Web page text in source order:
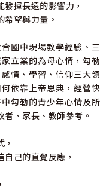
揮長遠的影響力，
望與力量。
國中現場教學經驗、三
立業的為母心情，勾勒
情、學習、信仰三大領
依靠上帝恩典，經營快
勾勒的青少年心情及所
、家長、教師參考。
己的直覺反應，